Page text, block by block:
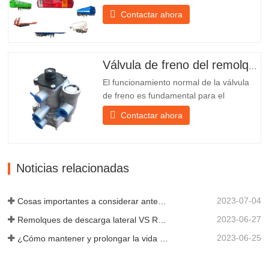
soporte de hierro, mucho más resistente
que otros materiales. Se incluyen
hierro delante de la pantalla de la
Contactar ahora
El funcionamiento normal de la válvula
de freno es fundamental para el
estacionamiento, ya que facilita el
frenado suave del remolque. Chengda,
tipos de remolques, integrando
producción, investigación y desarrollo
Contactar ahora
Noticias relacionadas
2023-07-04
2023-06-27
¿Cómo mantener y prolongar la vida útil de los remolques de descarga final? 2023-06-25